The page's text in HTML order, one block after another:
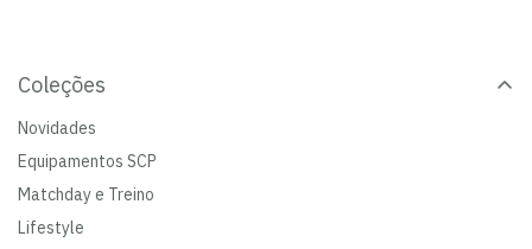
Coleções
Novidades
Equipamentos SCP
Matchday e Treino
Lifestyle